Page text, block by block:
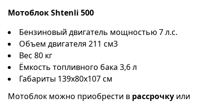
Мотоблок Shtenli 500
Бензиновый двигатель мощностью 7 л.с.
Объем двигателя 211 см3
Вес 80 кг
Ёмкость топливного бака 3,6 л
Габариты 139x80x107 см
Мотоблок можно приобрести в рассрочку или